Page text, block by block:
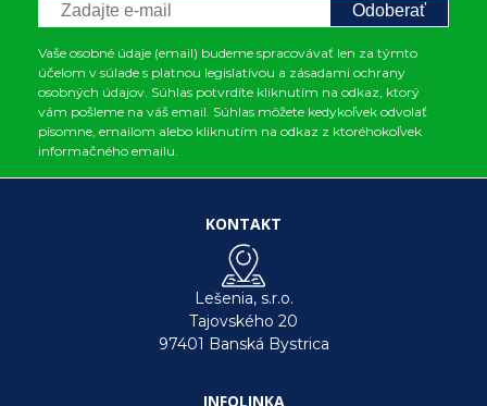
Odoberať
Vaše osobné údaje (email) budeme spracovávať len za týmto
účelom v súlade s platnou legislatívou a zásadami ochrany
osobných údajov. Súhlas potvrdíte kliknutím na odkaz, ktorý
vám pošleme na váš email. Súhlas môžete kedykoľvek odvolať
písomne, emailom alebo kliknutím na odkaz z ktoréhokoľvek
informačného emailu.
KONTAKT
Lešenia, s.r.o.
Tajovského 20
97401 Banská Bystrica
INFOLINKA